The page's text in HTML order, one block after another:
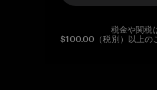
税金や関税
$100.00（税別）以上の